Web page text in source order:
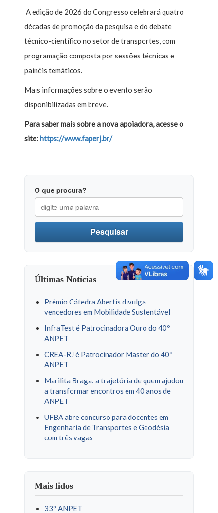
A edição de 2026 do Congresso celebrará quatro
décadas de promoção da pesquisa e do debate
técnico-científico no setor de transportes, com
programação composta por sessões técnicas e
painéis temáticos.
Mais informações sobre o evento serão
disponibilizadas em breve.
Para saber mais sobre a nova apoiadora, acesse o
site:https://www.faperj.br/
O que procura?
Pesquisar
Últimas Notícias
Prêmio Cátedra Abertis divulga
vencedores em Mobilidade Sustentável
InfraTest é Patrocinadora Ouro do 40º
ANPET
CREA-RJ é Patrocinador Master do 40º
ANPET
Marilita Braga: a trajetória de quem ajudou
a transformar encontros em 40 anos de
ANPET
UFBA abre concurso para docentes em
Engenharia de Transportes e Geodésia
com três vagas
Mais lidos
33° ANPET